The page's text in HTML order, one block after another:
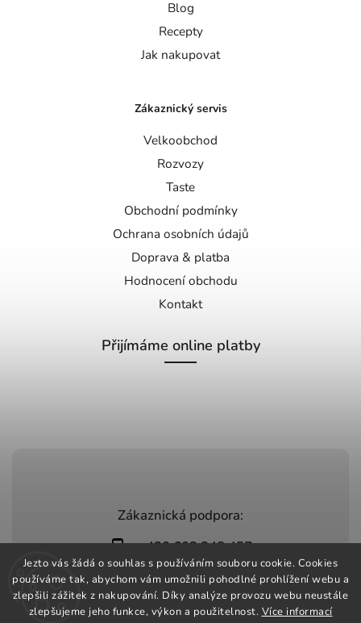
Jezto vás žádá o souhlas s používáním souboru cookie. Cookies
používáme tak, abychom vám umožnili pohodlné prohlížení webu a
zlepšili zážitek z nakupování. Díky analýze provozu webu neustále
zlepšujeme jeho funkce, výkon a použitelnost. Více informací
Zákaznická podpora:
+420 603 248 457
info@jeztomarket.cz
Blog
Recepty
Jak nakupovat
Zákaznický servis
Velkoobchod
Rozvozy
Taste
Obchodní podmínky
Ochrana osobních údajů
Doprava & platba
Hodnocení obchodu
Kontakt
Přijímáme online platby